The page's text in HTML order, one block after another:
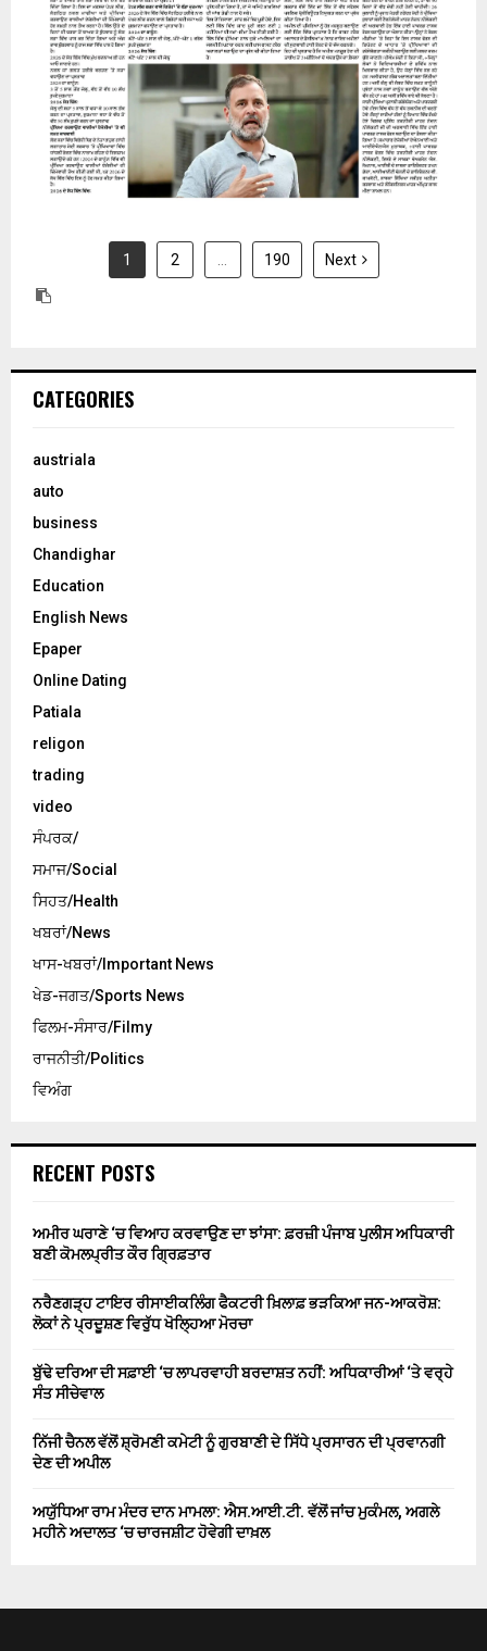
1 2 … 190 Next
CATEGORIES
austriala
auto
business
Chandighar
Education
English News
Epaper
Online Dating
Patiala
religon
trading
video
ਸੰਪਰਕ/
ਸਮਾਜ/Social
ਸਿਹਤ/Health
ਖਬਰਾਂ/News
ਖਾਸ-ਖਬਰਾਂ/Important News
ਖੇਡ-ਜਗਤ/Sports News
ਫਿਲਮ-ਸੰਸਾਰ/Filmy
ਰਾਜਨੀਤੀ/Politics
ਵਿਅੰਗ
RECENT POSTS
ਅਮੀਰ ਘਰਾਣੇ ‘ਚ ਵਿਆਹ ਕਰਵਾਉਣ ਦਾ ਝਾਂਸਾ: ਫ਼ਰਜ਼ੀ ਪੰਜਾਬ ਪੁਲੀਸ ਅਧਿਕਾਰੀ
ਬਣੀ ਕੋਮਲਪ੍ਰੀਤ ਕੌਰ ਗ੍ਰਿਫ਼ਤਾਰ
ਨਰੈਣਗੜ੍ਹ ਟਾਇਰ ਰੀਸਾਈਕਲਿੰਗ ਫੈਕਟਰੀ ਖ਼ਿਲਾਫ਼ ਭੜਕਿਆ ਜਨ-ਆਕਰੋਸ਼:
ਲੋਕਾਂ ਨੇ ਪ੍ਰਦੂਸ਼ਣ ਵਿਰੁੱਧ ਖੋਲ੍ਹਿਆ ਮੋਰਚਾ
ਬੁੱਢੇ ਦਰਿਆ ਦੀ ਸਫ਼ਾਈ ‘ਚ ਲਾਪਰਵਾਹੀ ਬਰਦਾਸ਼ਤ ਨਹੀਂ: ਅਧਿਕਾਰੀਆਂ ‘ਤੇ ਵਰ੍ਹੇ
ਸੰਤ ਸੀਚੇਵਾਲ
ਨਿੱਜੀ ਚੈਨਲ ਵੱਲੋਂ ਸ਼੍ਰੋਮਣੀ ਕਮੇਟੀ ਨੂੰ ਗੁਰਬਾਣੀ ਦੇ ਸਿੱਧੇ ਪ੍ਰਸਾਰਨ ਦੀ ਪ੍ਰਵਾਨਗੀ
ਦੇਣ ਦੀ ਅਪੀਲ
ਅਯੁੱਧਿਆ ਰਾਮ ਮੰਦਰ ਦਾਨ ਮਾਮਲਾ: ਐਸ.ਆਈ.ਟੀ. ਵੱਲੋਂ ਜਾਂਚ ਮੁਕੰਮਲ, ਅਗਲੇ
ਮਹੀਨੇ ਅਦਾਲਤ ‘ਚ ਚਾਰਜਸ਼ੀਟ ਹੋਵੇਗੀ ਦਾਖ਼ਲ